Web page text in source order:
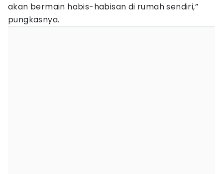
akan bermain habis-habisan di rumah sendiri,”
pungkasnya.